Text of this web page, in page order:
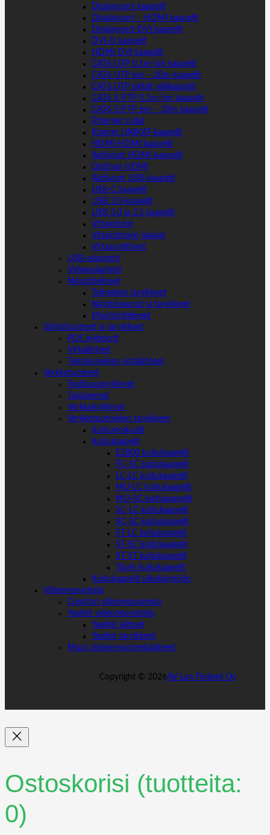
Displayport-kaapelit
Displayport – HDMI kaapelit
Displayport-DVI kaapelit
DVI-D kaapelit
HDMI-DVI kaapelit
CAT6 UTP 0.1m-5m kaapelit
CAT6 UTP 6m – 20m kaapelit
CAT6 UTP pitkät välikaapelit
CAT6 S/FTP 0.1m-5m kaapelit
CAT6 S/FTP 6m – 20m kaapelit
Ethernet rullat
Kramer UNIKAT-kaapelit
HDMI-HDMI kaapelit
Aktiiviset HDMI-kaapelit
Optinen HDMI
Aktiiviset USB-kaapelit
USB-C kaapelit
USB 2.0-kaapelit
USB 3.0 ja 3.1 kaapelit
Virtajohdot
Virtajohtojen jakajat
Virtasovittimet
USB-adapterit
Videoadapterit
Näyttötelineet
Telineiden tarvikkeet
Näyttövaunut ja tarvikkeet
Monitoritelineet
Sähkötuotteet ja tarvikkeet
POE injektorit
Virtalähteet
Tietokoneiden virtalähteet
Verkkotuotteet
Teollisuuskytkimet
Tukiasemat
Verkkokytkimet
Verkkotuotteiden tarvikkeet
Kuitumoduulit
Kuitukaapelit
E2000 kuitukaapelit
FC-SC kuitukaapelit
LC-LC kuitukaapelit
MU-LC kuitukaapelit
MU-SC kuitukaapelit
SC-LC kuitukaapelit
SC-SC kuitukaapelit
ST-LC kuitukaapelit
ST-SC kuitukaapelit
ST-ST kuitukaapelit
Trunk kuitukaapelit
Kuitukaapelit ulkokäyttöön
Videoneuvottelu
Crestron videoneuvottelu
Yealink videoneuvottelu
Yealink laitteet
Yealink tarvikkeet
Muut videoneuvottelulaitteet
Copyright © 2026AV-Lan Finland Oy
Ostoskorisi (tuotteita:
0)